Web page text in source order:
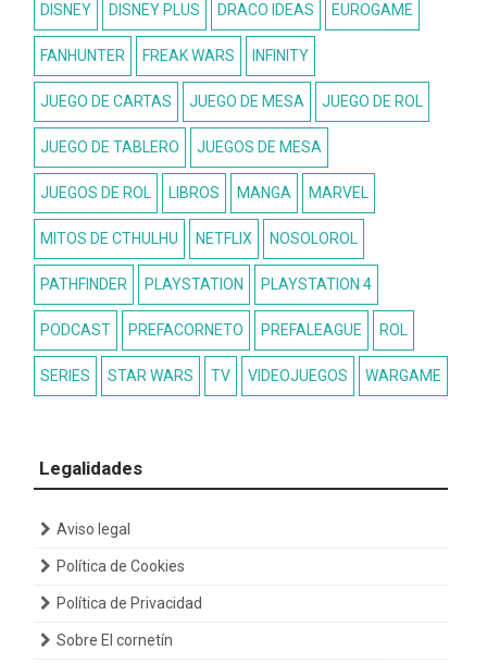
DISNEY DISNEY PLUS DRACO IDEAS EUROGAME
FANHUNTER FREAK WARS INFINITY
JUEGO DE CARTAS JUEGO DE MESA JUEGO DE ROL
JUEGO DE TABLERO JUEGOS DE MESA
JUEGOS DE ROL LIBROS MANGA MARVEL
MITOS DE CTHULHU NETFLIX NOSOLOROL
PATHFINDER PLAYSTATION PLAYSTATION 4
PODCAST PREFACORNETO PREFALEAGUE ROL
SERIES STAR WARS TV VIDEOJUEGOS WARGAME
Legalidades
Aviso legal
Política de Cookies
Política de Privacidad
Sobre El cornetín